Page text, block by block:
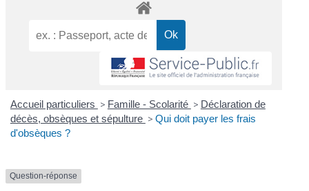
Accueil particuliers > Famille - Scolarité > Déclaration de
décès, obsèques et sépulture > Qui doit payer les frais
d'obsèques ?
Question-réponse